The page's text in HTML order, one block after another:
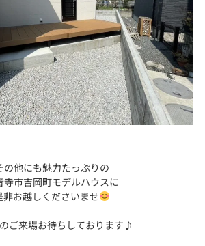
の他にも魅力たっぷりの
寺市吉岡町モデルハウスに
非お越しくださいませ
ご来場お待ちしております♪